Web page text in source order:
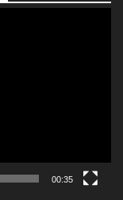
00:35